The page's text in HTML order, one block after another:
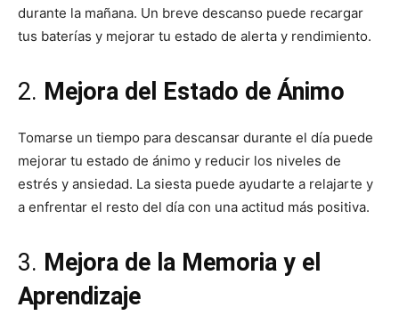
durante la mañana. Un breve descanso puede recargar
tus baterías y mejorar tu estado de alerta y rendimiento.
2. Mejora del Estado de Ánimo
Tomarse un tiempo para descansar durante el día puede
mejorar tu estado de ánimo y reducir los niveles de
estrés y ansiedad. La siesta puede ayudarte a relajarte y
a enfrentar el resto del día con una actitud más positiva.
3. Mejora de la Memoria y el
Aprendizaje